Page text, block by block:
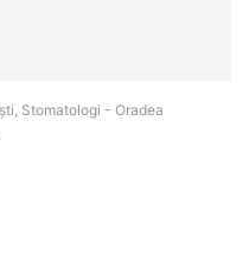
Stomatologi - Oradea